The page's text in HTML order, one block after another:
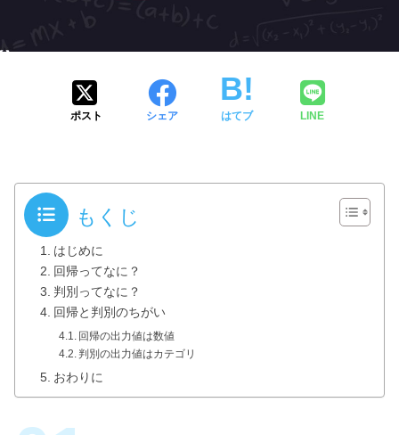
ポスト シェア はてブ LINE
もくじ
はじめに
回帰ってなに？
判別ってなに？
回帰と判別のちがい
回帰の出力値は数値
判別の出力値はカテゴリ
おわりに